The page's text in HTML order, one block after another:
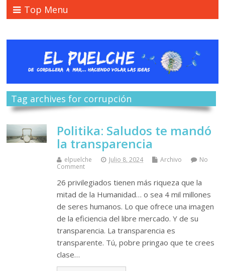
Top Menu
Tag archives for corrupción
Politika: Saludos te mandó
la transparencia
elpuelche Julio 8, 2024 Archivo
No
Comment
26 privilegiados tienen más riqueza que la
mitad de la Humanidad… o sea 4 mil millones
de seres humanos. Lo que ofrece una imagen
de la eficiencia del libre mercado. Y de su
transparencia. La transparencia es
transparente. Tú, pobre pringao que te crees
clase…